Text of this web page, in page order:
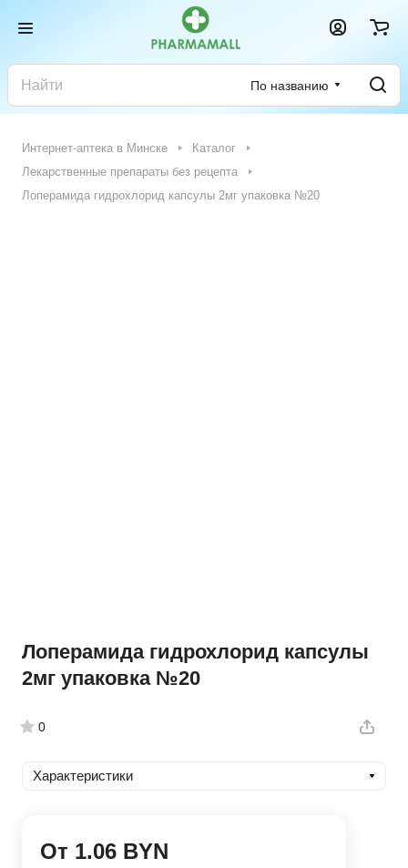
По названию
Интернет-аптека в Минске
Каталог
Лекарственные препараты без рецепта
Лоперамида гидрохлорид капсулы 2мг упаковка №20
Лоперамида гидрохлорид капсулы
2мг упаковка №20
0
Характеристики
От 1.06 BYN